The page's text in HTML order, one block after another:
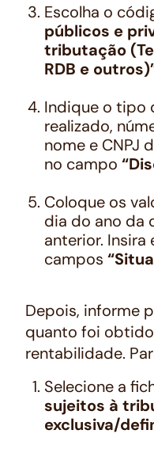
Escolha o
públicos e
tributação
RDB e
Indique o tipo
realizado,
nome e CNPJ
no campo
Coloque os
dia do ano da
anterior. Insira
campos
Depois, informe
quanto foi
rentabilidade.
Selecione a
sujeitos à
exclusiva/